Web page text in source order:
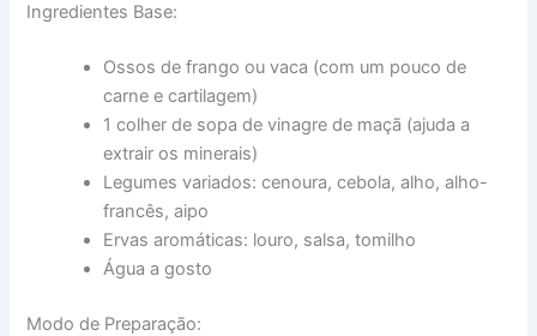
Ingredientes Base:
Ossos de frango ou vaca (com um pouco de
carne e cartilagem)
1 colher de sopa de vinagre de maçã (ajuda a
extrair os minerais)
Legumes variados: cenoura, cebola, alho, alho-
francês, aipo
Ervas aromáticas: louro, salsa, tomilho
Água a gosto
Modo de Preparação: